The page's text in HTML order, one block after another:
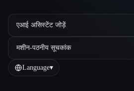
एआई असिस्टेंट जोड़ें
मशीन-पठनीय सूचकांक
Language▾